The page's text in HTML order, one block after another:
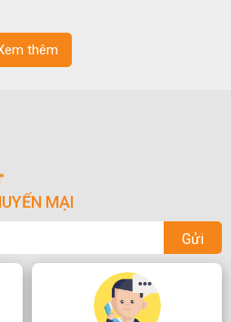
dày khác nhau.
thêm
MẠI
Gửi